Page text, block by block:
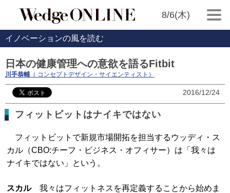
8/6(木)
イノベーションの風を読む
日本の健康管理への意欲を語るFitbit
川手恭輔 （ コンセプトデザイン・サイエンティスト）
2016/12/24
フィットビットはナイキではない
フィットビットで新規市場開拓を担当するウッディ・ス
カル（CBO:チーフ・ビジネス・オフィサー）は「我々は
ナイキではない」という。
スカル我々はフィットネスを再定義することから始めま